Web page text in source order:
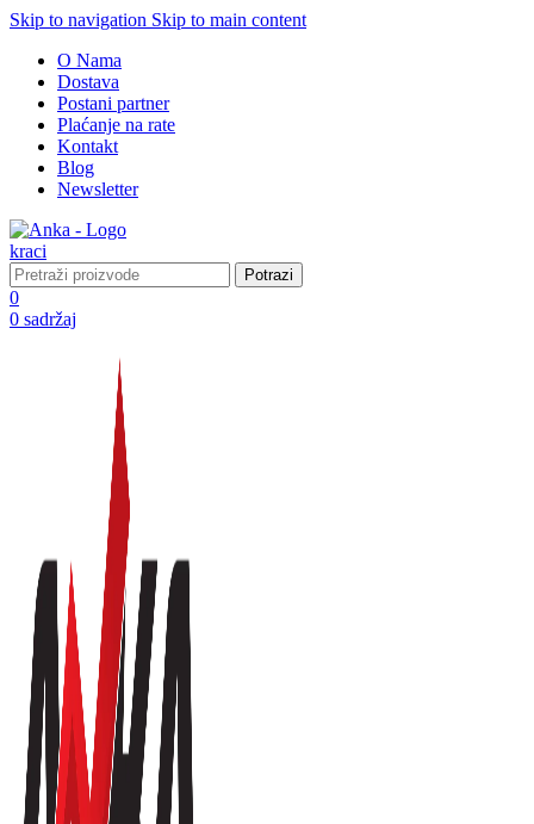
Skip to navigation Skip to main content
O Nama
Dostava
Postani partner
Plaćanje na rate
Kontakt
Blog
Newsletter
Potrazi
0
0 sadržaj